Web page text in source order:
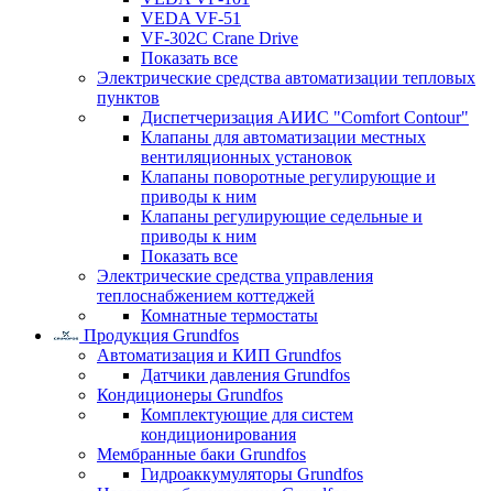
VEDA VF-51
VF-302C Crane Drive
Показать все
Электрические средства автоматизации тепловых
пунктов
Диспетчеризация АИИС "Comfort Contour"
Клапаны для автоматизации местных
вентиляционных установок
Клапаны поворотные регулирующие и
приводы к ним
Клапаны регулирующие седельные и
приводы к ним
Показать все
Электрические средства управления
теплоснабжением коттеджей
Комнатные термостаты
Продукция Grundfos
Автоматизация и КИП Grundfos
Датчики давления Grundfos
Кондиционеры Grundfos
Комплектующие для систем
кондиционирования
Мембранные баки Grundfos
Гидроаккумуляторы Grundfos